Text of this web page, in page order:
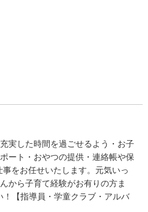
実した時間を過ごせるよう・お子
ート・おやつの提供・連絡帳や保
をお任せいたします。元気いっ
から子育て経験がお有りの方ま
【指導員・学童クラブ・アルバ